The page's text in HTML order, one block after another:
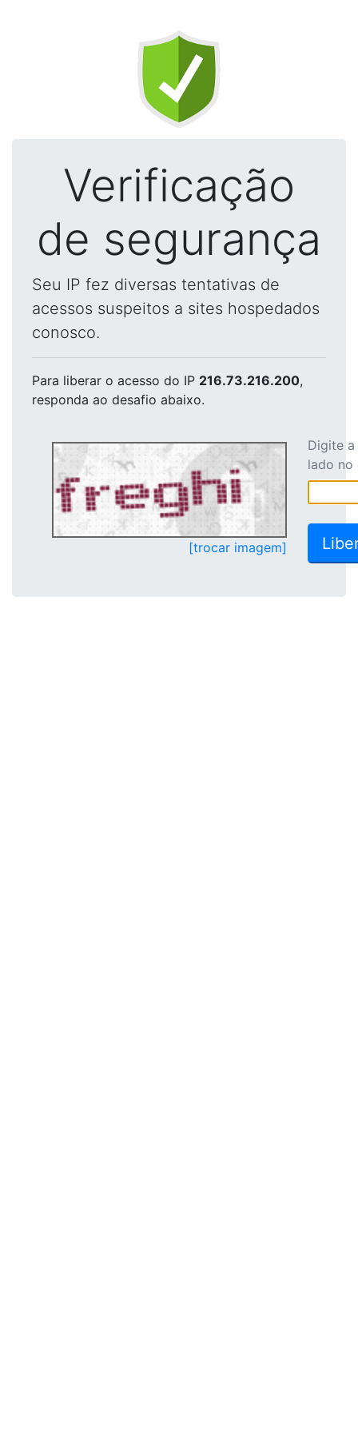
Verificação
de segurança
Seu IP fez diversas tentativas de
acessos suspeitos a sites hospedados
conosco.
Para liberar o acesso do IP 216.73.216.200,
responda ao desafio abaixo.
[trocar imagem]
Digite
lado no